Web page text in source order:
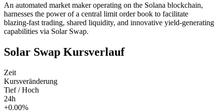
An automated market maker operating on the Solana blockchain,
harnesses the power of a central limit order book to facilitate
blazing-fast trading, shared liquidity, and innovative yield-generating
capabilities via Solar Swap.
Solar Swap Kursverlauf
Zeit
Kursveränderung
Tief / Hoch
24h
+0.00%